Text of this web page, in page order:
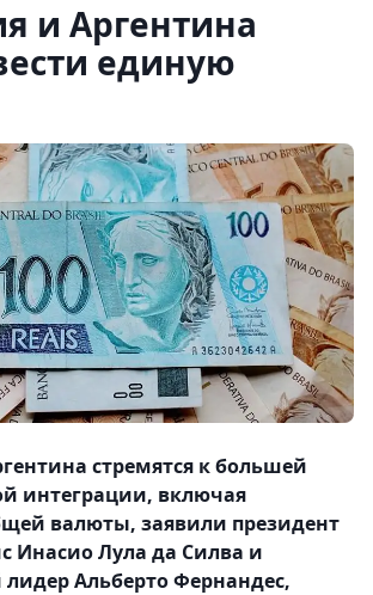
и Аргентина
единую
стремятся к большей
интеграции, включая
валюты, заявили президент
Инасио Лула да Силва и
Альберто Фернандес,